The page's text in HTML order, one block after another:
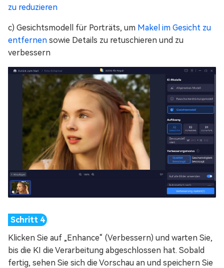
zu reduzieren
c) Gesichtsmodell für Porträts, um Makel im Gesicht zu
entfernen sowie Details zu retuschieren und zu
verbessern
Klicken Sie auf „Enhance“ (Verbessern) und warten Sie,
bis die KI die Verarbeitung abgeschlossen hat. Sobald
fertig, sehen Sie sich die Vorschau an und speichern Sie